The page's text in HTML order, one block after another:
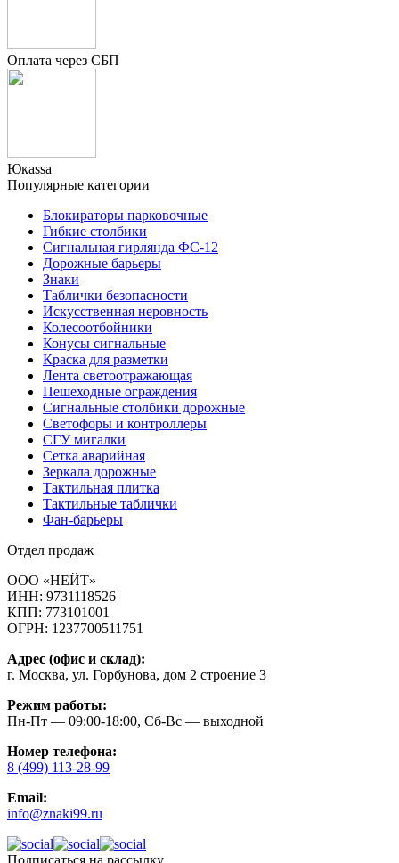
Оплата через СБП
Юкаssа
Популярные категории
Блокираторы парковочные
Гибкие столбики
Сигнальная гирлянда ФС-12
Дорожные барьеры
Знаки
Таблички безопасности
Искусственная неровность
Колесоотбойники
Конусы сигнальные
Краска для разметки
Лента светоотражающая
Пешеходные ограждения
Сигнальные столбики дорожные
Светофоры и контроллеры
СГУ мигалки
Cетка аварийная
Зеркала дорожные
Тактильная плитка
Тактильные таблички
Фан-барьеры
Отдел продаж
ООО «НЕЙТ»
ИНН: 9731118526
КПП: 773101001
ОГРН: 1237700511751
Адрес (офис и склад):
г. Москва, ул. Горбунова, дом 2 строение 3
Режим работы:
Пн-Пт — 09:00-18:00, Сб-Вс — выходной
Номер телефона:
8 (499) 113-28-99
Email:
info@znaki99.ru